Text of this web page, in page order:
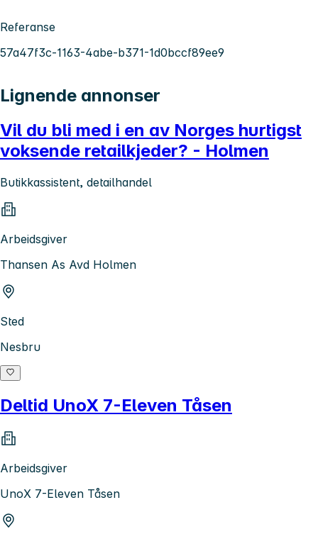
Referanse
57a47f3c-1163-4abe-b371-1d0bccf89ee9
Lignende annonser
Vil du bli med i en av Norges hurtigst
voksende retailkjeder? - Holmen
Butikkassistent, detailhandel
Arbeidsgiver
Thansen As Avd Holmen
Sted
Nesbru
Deltid UnoX 7-Eleven Tåsen
Arbeidsgiver
UnoX 7-Eleven Tåsen